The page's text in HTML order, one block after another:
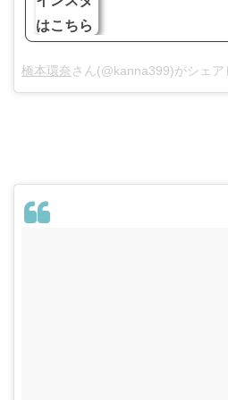
橋本環奈さん(@kanna399)がシェ